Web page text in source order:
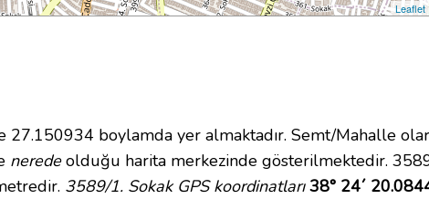
Leaflet
boylamda yer almaktadır. Semt/Mahalle
neredeolduğu harita merkezinde gösterilmektedir.
3589/1. Sokak GPS koordinatları 38° 24´